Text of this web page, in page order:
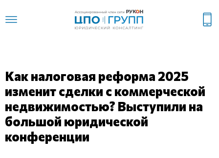
Как налоговая реформа 2025
изменит сделки с коммерческой
недвижимостью? Выступили на
большой юридической
конференции